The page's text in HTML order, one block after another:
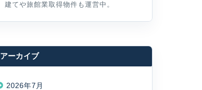
建てや旅館業取得物件も運営中。
アーカイブ
2026年7月